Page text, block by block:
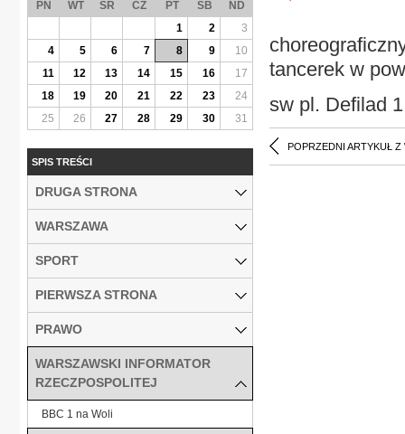
tancerek w
sw pl. Defilad
POPRZEDNI ARTYKUŁ Z
PN WT ŚR CZ PT SB
ND
1
2
3
4
5 6 7 8 9
10
11
12 13 14 15 16
17
18
19 20 21 22 23
24
25
26 27 28 29 30 31
SPIS TREŚCI
DRUGA STRONA
WARSZAWA
SPORT
PIERWSZA STRONA
PRAWO
WARSZAWSKI INFORMATOR
RZECZPOSPOLITEJ
BBC 1 na Woli